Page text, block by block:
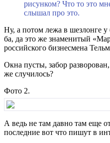
рисунком? Что то это
слышал про это.
Ну, а потом лежа в шезлонге
ба, да это же знаменитый
российского бизнесмена
Окна пусты, забор
же случилось?
Фото 2.
А ведь не там давно там еще
последние вот что пишут в